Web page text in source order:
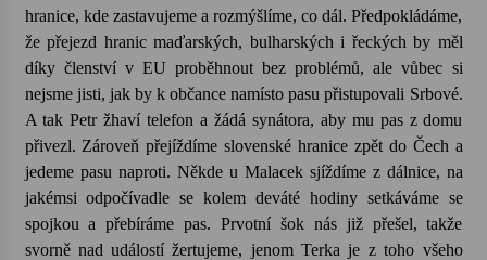
hranice, kde zastavujeme a rozmýšlíme, co dál. Předpokládáme,
že přejezd hranic maďarských, bulharských i řeckých by měl
díky členství v EU proběhnout bez problémů, ale vůbec si
nejsme jisti, jak by k občance namísto pasu přistupovali Srbové.
A tak Petr žhaví telefon a žádá synátora, aby mu pas z domu
přivezl. Zároveň přejíždíme slovenské hranice zpět do Čech a
jedeme pasu naproti. Někde u Malacek sjíždíme z dálnice, na
jakémsi odpočívadle se kolem deváté hodiny setkáváme se
spojkou a přebíráme pas. Prvotní šok nás již přešel, takže
svorně nad událostí žertujeme, jenom Terka je z toho všeho